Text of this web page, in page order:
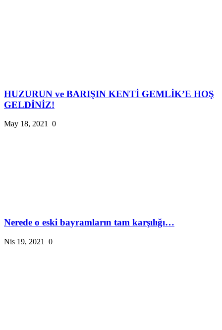
HUZURUN ve BARIŞIN KENTİ GEMLİK’E HOŞ
GELDİNİZ!
May 18, 2021 0
Nerede o eski bayramların tam karşılığı…
Nis 19, 2021 0